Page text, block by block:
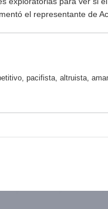
el representante de
pacifista, altruista,